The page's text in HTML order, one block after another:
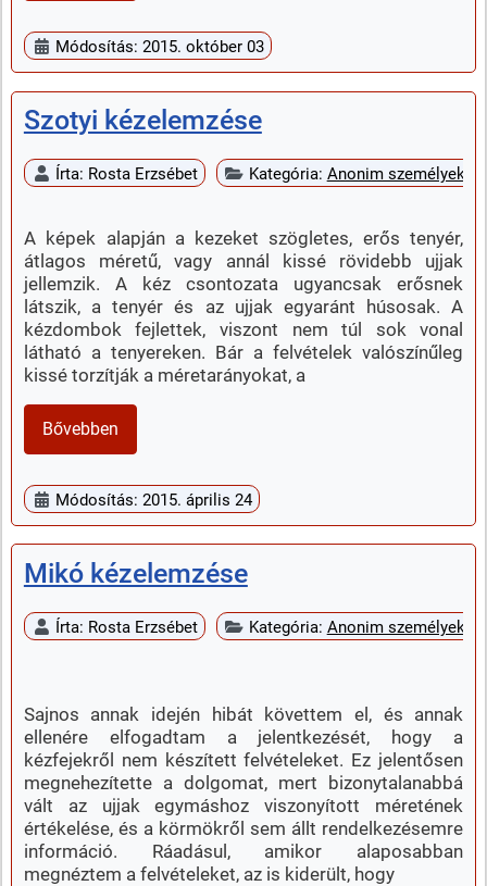
Módosítás: 2015. október 03
Szotyi kézelemzése
Írta: Rosta Erzsébet Kategória: Anonim személyek
A képek alapján a kezeket szögletes, erős tenyér,
átlagos méretű, vagy annál kissé rövidebb ujjak
jellemzik. A kéz csontozata ugyancsak erősnek
látszik, a tenyér és az ujjak egyaránt húsosak. A
kézdombok fejlettek, viszont nem túl sok vonal
látható a tenyereken. Bár a felvételek valószínűleg
kissé torzítják a méretarányokat, a
Bővebben
Módosítás: 2015. április 24
Mikó kézelemzése
Írta: Rosta Erzsébet Kategória: Anonim személyek
Sajnos annak idején hibát követtem el, és annak
ellenére elfogadtam a jelentkezését, hogy a
kézfejekről nem készített felvételeket. Ez jelentősen
megnehezítette a dolgomat, mert bizonytalanabbá
vált az ujjak egymáshoz viszonyított méretének
értékelése, és a körmökről sem állt rendelkezésemre
információ. Ráadásul, amikor alaposabban
megnéztem a felvételeket, az is kiderült, hogy